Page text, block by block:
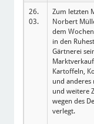
26.
03.
Zum letzten
Norbert
dem
in den
Gärtnerei
Kartoffeln,
und anderes
und weitere
wegen des
verlegt.